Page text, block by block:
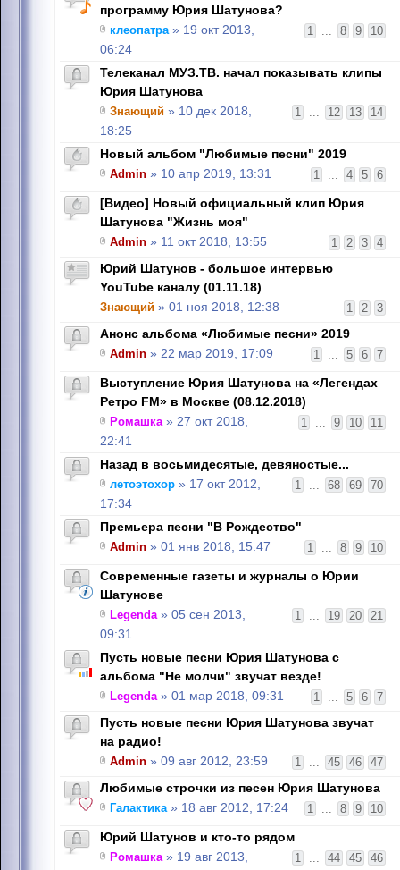
программу Юрия Шатунова?
1 ... 8 9 10
клеопатра» 19 окт 2013,
06:24
Телеканал МУЗ.ТВ. начал показывать клипы
Юрия Шатунова
1 ... 12 13 14
Знающий » 10 дек 2018,
18:25
Новый альбом "Любимые песни" 2019
1 ... 4 5 6
Admin » 10 апр 2019, 13:31
[Видео] Новый официальный клип Юрия
Шатунова "Жизнь моя"
1 2 3 4
Admin » 11 окт 2018, 13:55
Юрий Шатунов - большое интервью
YouTube каналу (01.11.18)
1 2 3
Знающий » 01 ноя 2018, 12:38
Анонс альбома «Любимые песни» 2019
1 ... 5 6 7
Admin » 22 мар 2019, 17:09
Выступление Юрия Шатунова на «Легендах
Ретро FM» в Москве (08.12.2018)
1 ... 9 10 11
Ромашка» 27 окт 2018,
22:41
Назад в восьмидесятые, девяностые...
1 ... 68 69 70
летоэтохор » 17 окт 2012,
17:34
Премьера песни "В Рождество"
1 ... 8 9 10
Admin » 01 янв 2018, 15:47
Современные газеты и журналы о Юрии
Шатунове
1 ... 19 20 21
Legenda» 05 сен 2013,
09:31
Пусть новые песни Юрия Шатунова с
альбома "Не молчи" звучат везде!
1 ... 5 6 7
Legenda» 01 мар 2018, 09:31
Пусть новые песни Юрия Шатунова звучат
на радио!
1 ... 45 46 47
Admin » 09 авг 2012, 23:59
Любимые строчки из песен Юрия Шатунова
1 ... 8 9 10
Галактика» 18 авг 2012, 17:24
Юрий Шатунов и кто-то рядом
1 ... 44 45 46
Ромашка» 19 авг 2013,